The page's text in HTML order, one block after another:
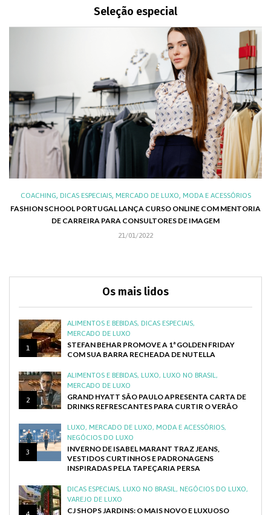
Seleção especial
COACHING, DICAS ESPECIAIS, MERCADO DE LUXO, MODA E ACESSÓRIOS
FASHION SCHOOL PORTUGAL LANÇA CURSO ONLINE COM MENTORIA
DE CARREIRA PARA CONSULTORES DE IMAGEM
21/01/2022
Os mais lidos
1
ALIMENTOS E BEBIDAS, DICAS ESPECIAIS,
MERCADO DE LUXO
STEFAN BEHAR PROMOVE A 1ª GOLDEN FRIDAY
COM SUA BARRA RECHEADA DE NUTELLA
2
ALIMENTOS E BEBIDAS, LUXO, LUXO NO BRASIL ,
MERCADO DE LUXO
GRAND HYATT SÃO PAULO APRESENTA CARTA DE
DRINKS REFRESCANTES PARA CURTIR O VERÃO
3
LUXO, MERCADO DE LUXO, MODA E ACESSÓRIOS,
NEGÓCIOS DO LUXO
INVERNO DE ISABEL MARANT TRAZ JEANS,
VESTIDOS CURTINHOS E PADRONAGENS
INSPIRADAS PELA TAPEÇARIA PERSA
DICAS ESPECIAIS, LUXO NO BRASIL , NEGÓCIOS DO LUXO,
VAREJO DE LUXO
CJ SHOPS JARDINS: O MAIS NOVO E LUXUOSO